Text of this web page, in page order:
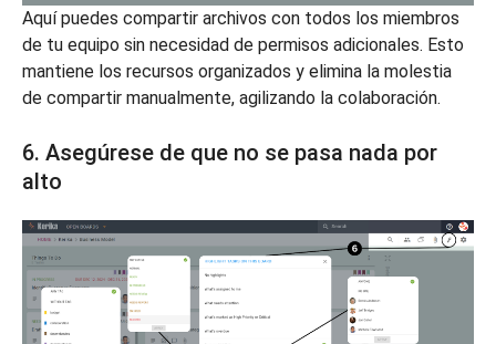
Aquí puedes compartir archivos con todos los miembros
de tu equipo sin necesidad de permisos adicionales. Esto
mantiene los recursos organizados y elimina la molestia
de compartir manualmente, agilizando la colaboración.
6. Asegúrese de que no se pasa nada por
alto